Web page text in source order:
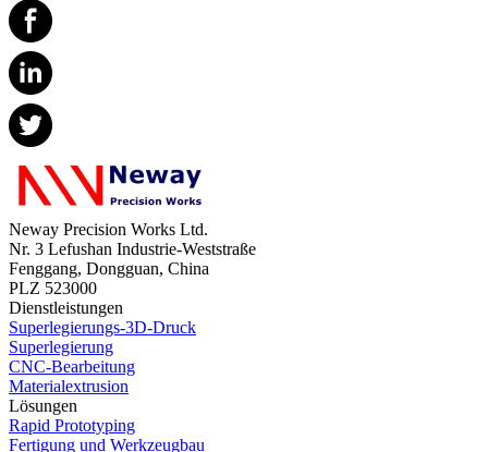
Neway Precision Works Ltd.
Nr. 3 Lefushan Industrie-Weststraße
Fenggang, Dongguan, China
PLZ 523000
Dienstleistungen
Superlegierungs-3D-Druck
Superlegierung
CNC-Bearbeitung
Materialextrusion
Lösungen
Rapid Prototyping
Fertigung und Werkzeugbau